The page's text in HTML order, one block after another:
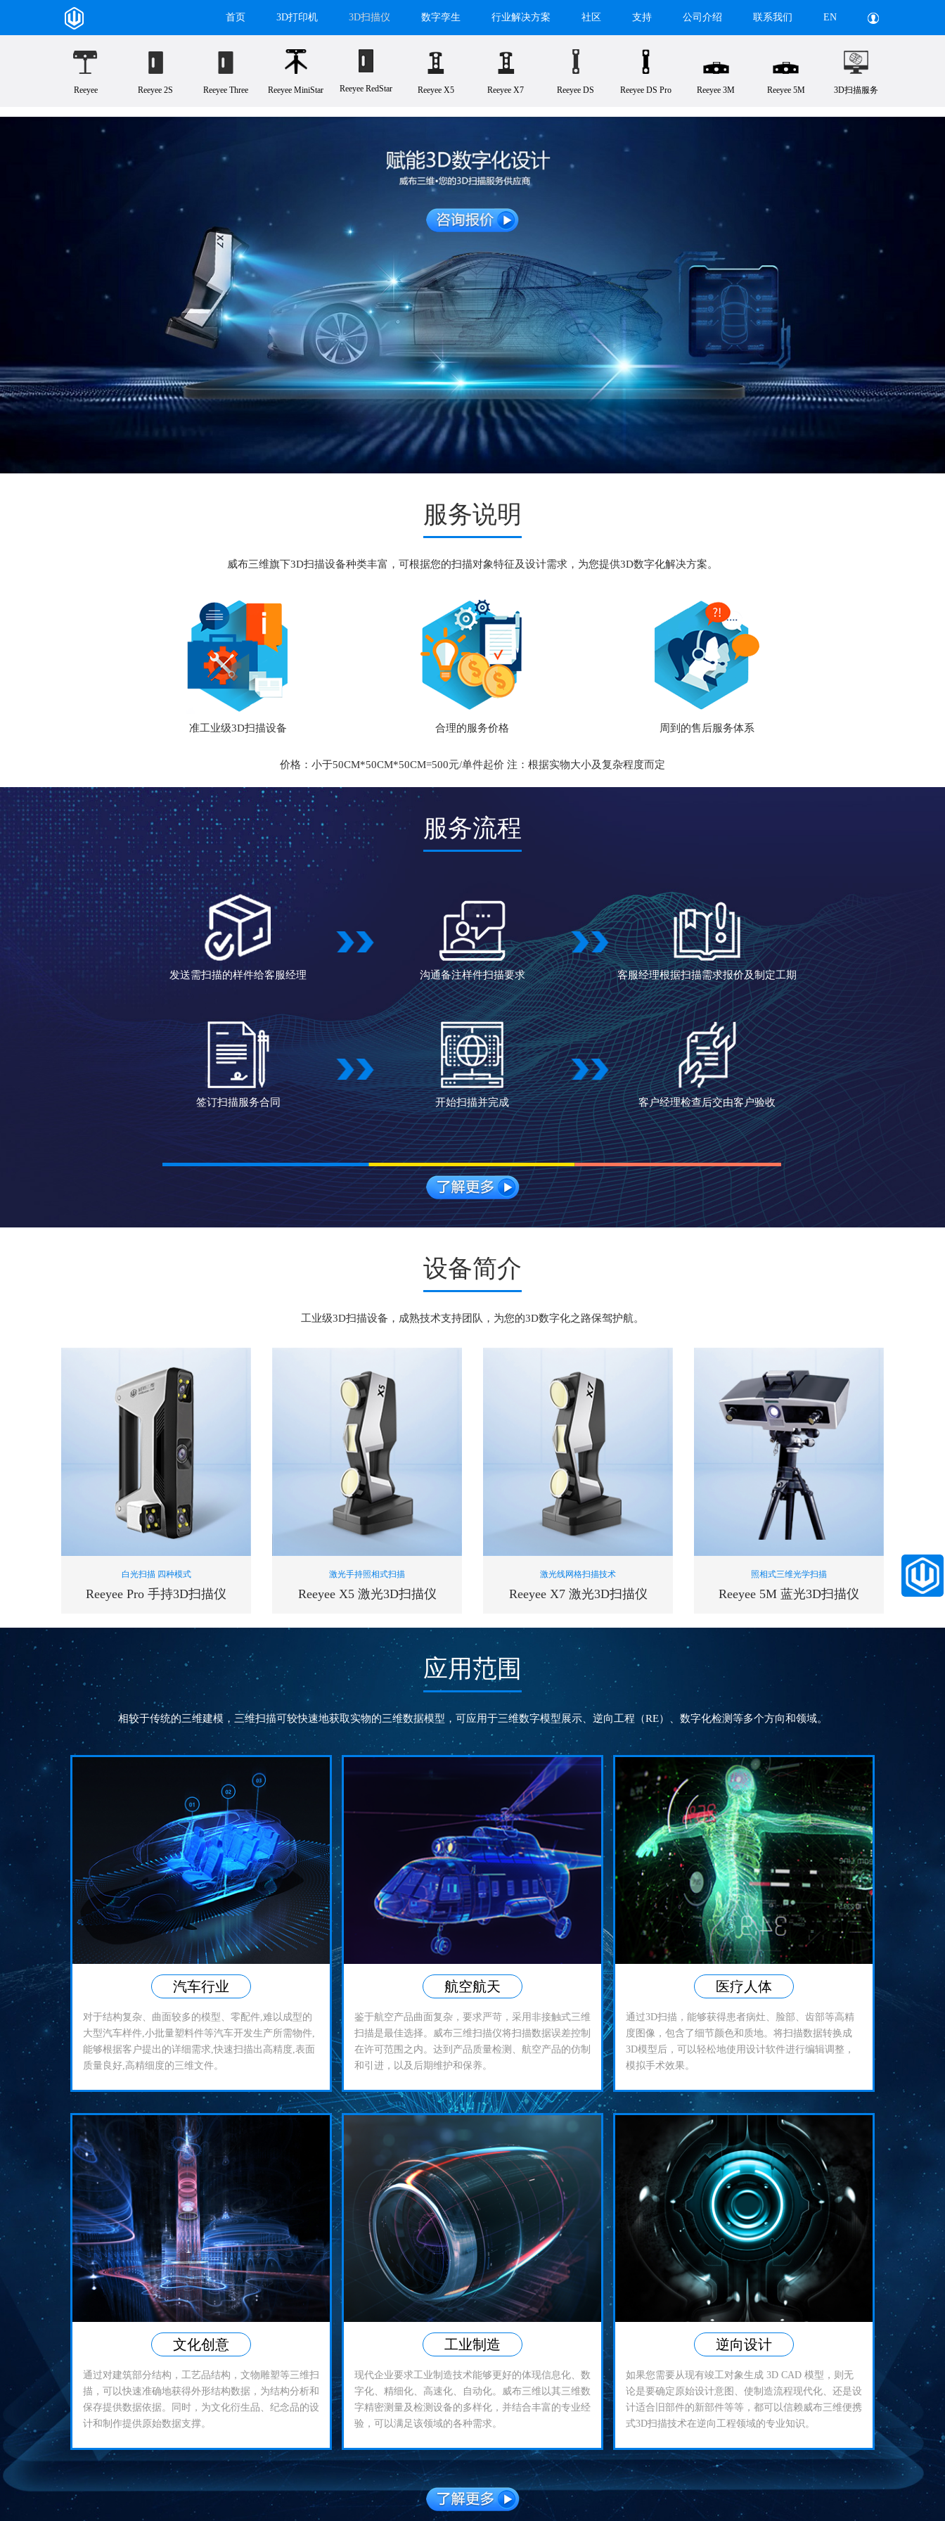
首页 3D打印机 3D扫描仪
Reeyee Reeyee 2S Reeyee Three Reeyee MiniStar Reeyee RedStar Reeyee X5 Reeyee X7 Reeyee DS Reeyee DS Pro Reeyee 3M Reeyee 5M 3D扫描服务
数字孪生 行业解决方案 社区 支持 公司介绍 联系我们 EN
服务说明
威布三维旗下3D扫描设备种类丰富，可根据您的扫描对象特征及设计需求，为您提供3D数字化解决方案。
准工业级3D扫描设备 合理的服务价格 周到的售后服务体系
价格：小于50CM*50CM*50CM=500元/单件起价 注：根据实物大小及复杂程度而定
服务流程
发送需扫描的样件给客服经理 沟通备注样件扫描要求 客服经理根据扫描需求报价及制定工期
签订扫描服务合同 开始扫描并完成 客户经理检查后交由客户验收
设备简介
工业级3D扫描设备，成熟技术支持团队，为您的3D数字化之路保驾护航。
扫描速率
240000
单幅扫描精度
0.05mm
210*150mm
白光扫描 四种模式
Reeyee Pro 手持3D扫描仪
扫描速率
300000 次/秒
测量精度
0.03mm
250*250mm
激光手持照相式扫描
Reeyee X5 激光3D扫描仪
扫描速率
480000
测量精度
0.03mm
帧扫描区域
300*275 mm
激光线网格扫描技术
Reeyee X7 激光3D扫描仪
扫描速度(单幅测量时间)
1.5
测量精度
0.015~0.005mm
相机
5000000像素
照相式三维光学扫描
Reeyee 5M 蓝光3D扫描仪
应用范围
相较于传统的三维建模，三维扫描可较快速地获取实物的三维数据模型，可应用于三维数字模型展示、逆向工程（RE）、数字化检测等多个方向和领域。
汽车行业
对于结构复杂、曲面较多的模型、零配件,难以成型的
大型汽车样件,小批量塑料件等汽车开发生产所需物件,
能够根据客户提出的详细需求,快速扫描出高精度,表面
质量良好,高精细度的三维文件。
航空航天
鉴于航空产品曲面复杂，要求严苛，采用非接触式三维
扫描是最佳选择。威布三维扫描仪将扫描数据误差控制
在许可范围之内。达到产品质量检测、航空产品的仿制
和引进，以及后期维护和保养。
医疗人体
通过3D扫描，能够获得患者病灶、脸部、齿部等高精
度图像，包含了细节颜色和质地。将扫描数据转换成
3D模型后，可以轻松地使用设计软件进行编辑调整，
模拟手术效果。
文化创意
通过对建筑部分结构，工艺品结构，文物雕塑等三维扫
描，可以快速准确地获得外形结构数据，为结构分析和
保存提供数据依据。同时，为文化衍生品、纪念品的设
计和制作提供原始数据支撑。
工业制造
现代企业要求工业制造技术能够更好的体现信息化、数
字化、精细化、高速化、自动化。威布三维以其三维数
字精密测量及检测设备的多样化，并结合丰富的专业经
验，可以满足该领域的各种需求。
逆向设计
如果您需要从现有竣工对象生成 3D CAD 模型，则无
论是要确定原始设计意图、使制造流程现代化、还是设
计适合旧部件的新部件等等，都可以信赖威布三维便携
式3D扫描技术在逆向工程领域的专业知识。